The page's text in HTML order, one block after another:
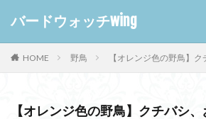
バードウォッチwing
HOME 野鳥 【オレンジ色の野鳥】
【オレンジ色の野鳥】クチバシ